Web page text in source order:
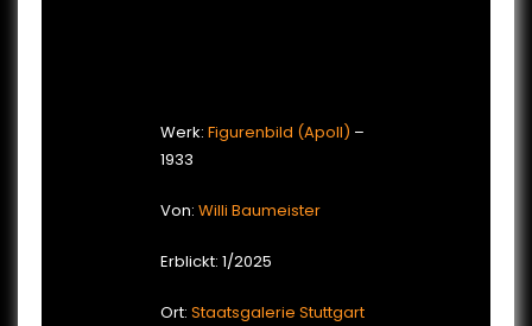
Werk: Figurenbild (Apoll) –
1933
Von: Willi Baumeister
Erblickt: 1/2025
Ort: Staatsgalerie Stuttgart